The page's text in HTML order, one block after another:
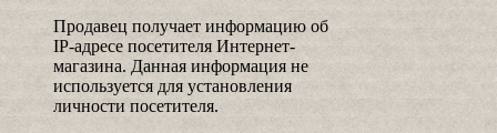
Продавец получает информацию об
IP-адресе посетителя Интернет-
магазина. Данная информация не
используется для установления
личности посетителя.